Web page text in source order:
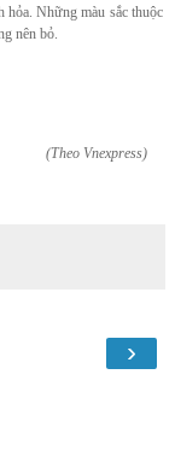
hỏa. Những màu sắc thuộc
nên bỏ.
(Theo Vnexpress)
›